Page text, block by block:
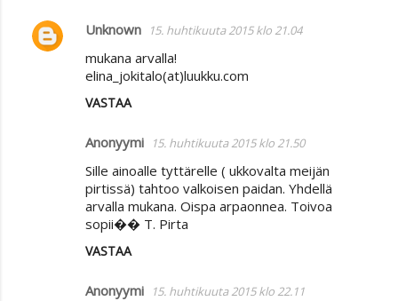
Unknown 15. huhtikuuta 2015 klo 21.04
mukana arvalla!
elina_jokitalo(at)luukku.com
VASTAA
Anonyymi 15. huhtikuuta 2015 klo 21.50
Sille ainoalle tyttärelle ( ukkovalta meijän
pirtissä) tahtoo valkoisen paidan. Yhdellä
arvalla mukana. Oispa arpaonnea. Toivoa
sopii�� T. Pirta
VASTAA
Anonyymi 15. huhtikuuta 2015 klo 22.11